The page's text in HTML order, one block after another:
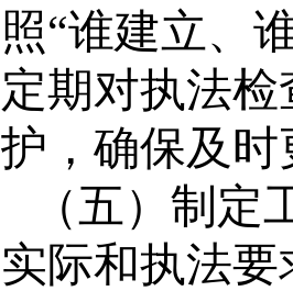
照“谁建立、
定期对执法
护，确保及时
（五）制定
实际和执法